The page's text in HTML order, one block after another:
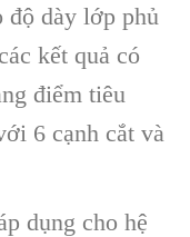
độ dày lớp phủ
kết quả có
điểm tiêu
6 cạnh cắt và
dụng cho hệ